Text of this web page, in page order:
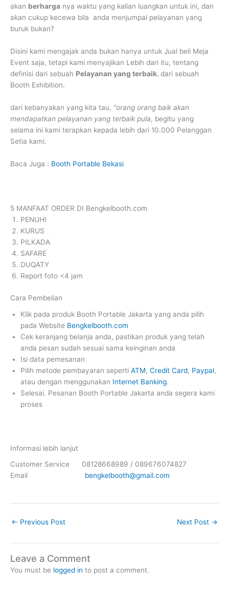
akan berharga nya waktu yang kalian luangkan untuk ini, dan
akan cukup kecewa bila anda menjumpai pelayanan yang
buruk bukan?
Disini kami mengajak anda bukan hanya untuk Jual beli Meja
Event saja, tetapi kami menyajikan Lebih dari itu, tentang
definisi dari sebuah Pelayanan yang terbaik. dari sebuah
Booth Exhibition.
dari kebanyakan yang kita tau, “orang orang baik akan
mendapatkan pelayanan yang terbaik pula, begitu yang
selama ini kami terapkan kepada lebih dari 10.000 Pelanggan
Setia kami.
Baca Juga : Booth Portable Bekasi
5 MANFAAT ORDER DI Bengkelbooth.com
PENUHI
KURUS
PILKADA
SAFARE
DUQATY
Report foto <4 jam
Cara Pembelian
Klik pada produk Booth Portable Jakarta yang anda pilih
pada Website Bengkelbooth.com
Cek keranjang belanja anda, pastikan produk yang telah
anda pesan sudah sesuai sama keinginan anda
Isi data pemesanan
Pilih metode pembayaran seperti ATM, Credit Card, Paypal,
atau dengan menggunakan Internet Banking.
Selesai. Pesanan Booth Portable Jakarta anda segera kami
proses
Informasi lebih lanjut
Customer Service 08128668989 / 089676074827
Email bengkelbooth@gmail.com
← Previous Post Next Post →
Leave a Comment
You must be logged in to post a comment.